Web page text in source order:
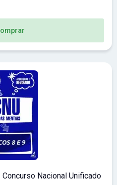
Nacional Unificado